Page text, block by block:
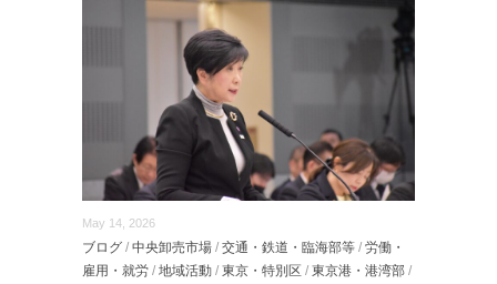
May 14, 2026
ブログ / 中央卸売市場 / 交通・鉄道・臨海部等 / 労働・
雇用・就労 / 地域活動 / 東京・特別区 / 東京港・港湾部 /